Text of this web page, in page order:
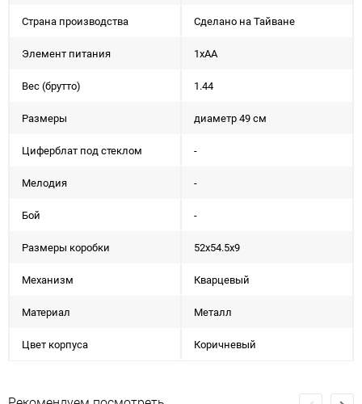
Страна производства Сделано на Тайване
Элемент питания 1xAA
Вес (брутто) 1.44
Размеры диаметр 49 см
Циферблат под стеклом -
Мелодия -
Бой -
Размеры коробки 52х54.5х9
Механизм Кварцевый
Материал Металл
Цвет корпуса Коричневый